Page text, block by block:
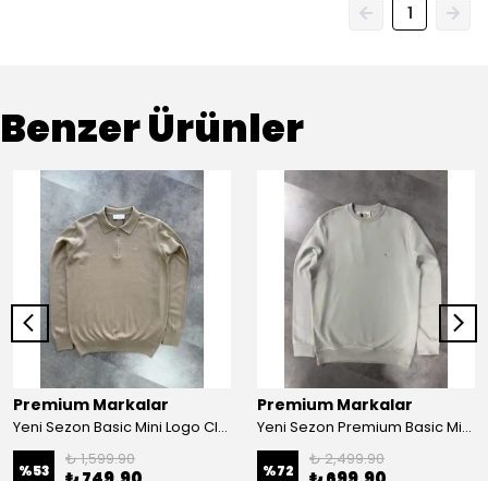
1
Benzer Ürünler
Premium Markalar
Yeni Sezon Basic Mini Logo Classic Yarım Fermuarlı Sweatshirt
%53
₺ 1,599.90
Premium Markalar
Yeni Sezon Premium Basic Mini Logo Üç İplik Şardonsuz Sweatshirt
%72
₺ 2,499.90